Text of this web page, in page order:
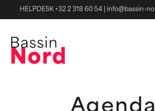
HELPDESK +32 2 318 60 54 info@bassin-